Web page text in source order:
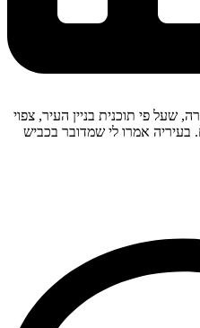
שעל פי תוכנית בניין העיר, צפוי
אמרו לי שמדובר בכביש